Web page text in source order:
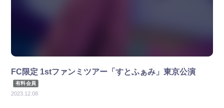
FC限定 1stファンミツアー「すとふぁみ」東京公演
有料会員
2023.12.08